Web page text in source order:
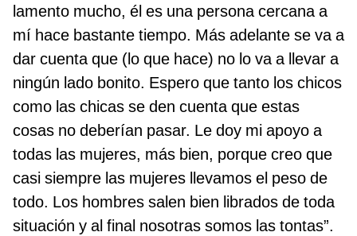
lamento mucho, él es una persona cercana a
mí hace bastante tiempo. Más adelante se va a
dar cuenta que (lo que hace) no lo va a llevar a
ningún lado bonito. Espero que tanto los chicos
como las chicas se den cuenta que estas
cosas no deberían pasar. Le doy mi apoyo a
todas las mujeres, más bien, porque creo que
casi siempre las mujeres llevamos el peso de
todo. Los hombres salen bien librados de toda
situación y al final nosotras somos las tontas”.